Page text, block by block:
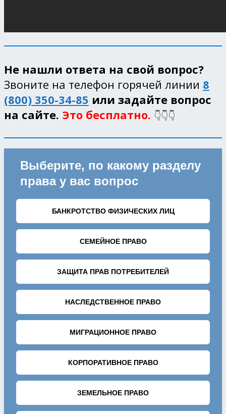
Не нашли ответа на свой вопрос?
Звоните на телефон горячей линии 8
(800) 350-34-85 или задайте вопрос
на сайте. Это бесплатно. 👇👇👇